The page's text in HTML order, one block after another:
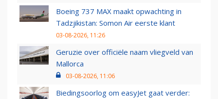
Boeing 737 MAX maakt opwachting in
Tadzjikistan: Somon Air eerste klant
03-08-2026, 11:26
Geruzie over officiële naam vliegveld van
Mallorca
03-08-2026, 11:06
Biedingsoorlog om easyJet gaat verder: